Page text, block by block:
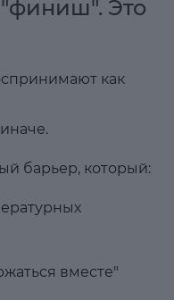
Это
как
барьер, который:
вместе"